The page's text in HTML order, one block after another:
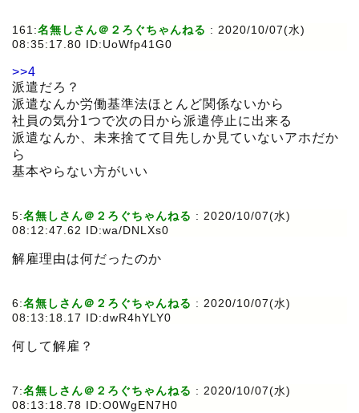
161:名無しさん＠２ろぐちゃんねる : 2020/10/07(水)
08:35:17.80 ID:UoWfp41G0
>>4
派遣だろ？
派遣なんか労働基準法ほとんど関係ないから
社員の気分1つで次の日から派遣停止に出来る
派遣なんか、未来捨てて目先しか見ていないアホだか
ら
基本やらない方がいい
5:名無しさん＠２ろぐちゃんねる : 2020/10/07(水)
08:12:47.62 ID:wa/DNLXs0
解雇理由は何だったのか
6:名無しさん＠２ろぐちゃんねる : 2020/10/07(水)
08:13:18.17 ID:dwR4hYLY0
何して解雇？
7:名無しさん＠２ろぐちゃんねる : 2020/10/07(水)
08:13:18.78 ID:O0WgEN7H0